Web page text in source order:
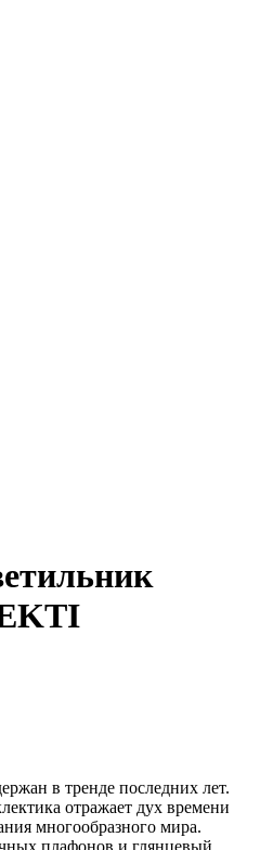
в тренде последних лет.
отражает дух времени
многообразного мира.
плафонов и глянцевый